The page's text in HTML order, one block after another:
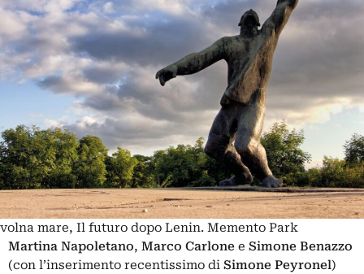
volna mare, Il futuro dopo Lenin. Memento Park
Martina Napoletano, Marco Carlone e Simone Benazzo
(con l’inserimento recentissimo di Simone Peyronel)